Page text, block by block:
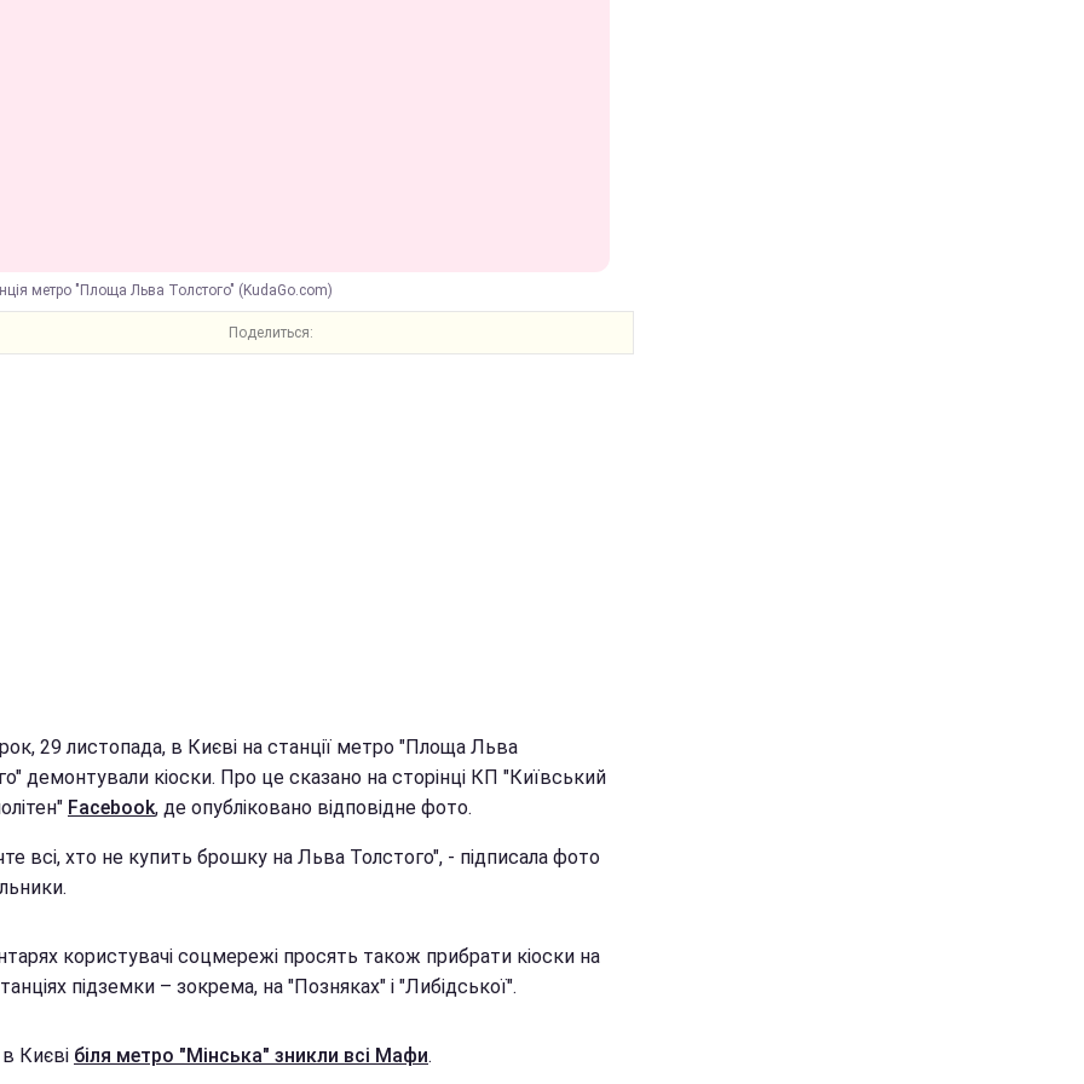
метро "Площа Льва Толстого" (KudaGo.com)
Поделиться:
29 листопада, в Києві на станції метро "Площа Льва
демонтували кіоски. Про це сказано на сторінці КП "Київський
Facebook, де опубліковано відповідне фото.
всі, хто не купить брошку на Льва Толстого", - підписала фото
користувачі соцмережі просять також прибрати кіоски на
підземки – зокрема, на "Позняках" і "Либідської".
Києві біля метро "Мінська" зникли всі Мафи.